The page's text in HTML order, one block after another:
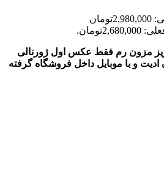
قیمت اصلی: 2,980,000تومان
مزون رم فقط عکس اول ژورنالی
و با موبایل داخل فروشگاه گرفته